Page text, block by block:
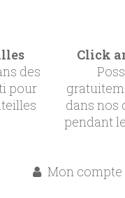
des
pour
Click
dans nos
pendant
Mon compte